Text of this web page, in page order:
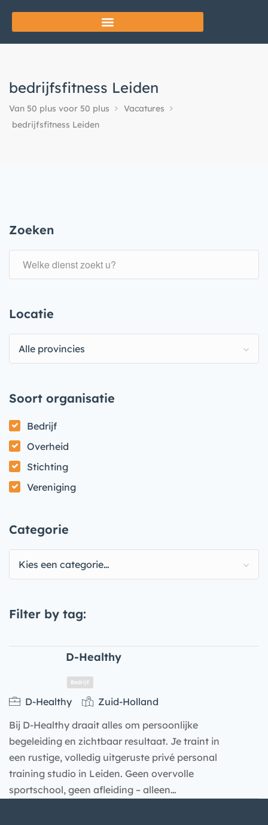
bedrijfsfitness Leiden
Van 50 plus voor 50 plus
Vacatures
bedrijfsfitness Leiden
Zoeken
Locatie
Alle provincies
Soort organisatie
Bedrijf
Overheid
Stichting
Vereniging
Categorie
Kies een categorie…
Filter by tag:
D-Healthy
D-Healthy
Zuid-Holland
Bij D-Healthy draait alles om persoonlijke
begeleiding en zichtbaar resultaat. Je traint in
een rustige, volledig uitgeruste privé personal
training studio in Leiden. Geen overvolle
sportschool, geen afleiding – alleen…